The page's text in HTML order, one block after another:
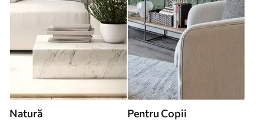
Natură Pentru Copii